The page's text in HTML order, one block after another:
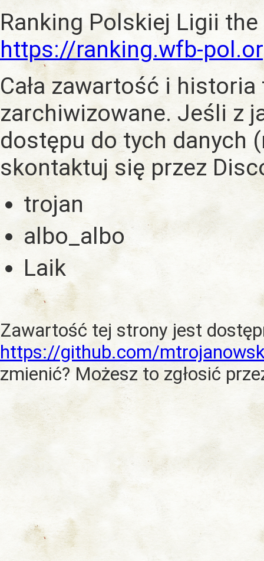
Ranking Polskiej Ligii
https://ranking.wfb-
Cała zawartość i historia
zarchiwizowane. Jeśli z
dostępu do tych danych
skontaktuj się przez
trojan
albo_albo
Laik
Zawartość tej strony jest
https://github.com/
zmienić? Możesz to zgłosić